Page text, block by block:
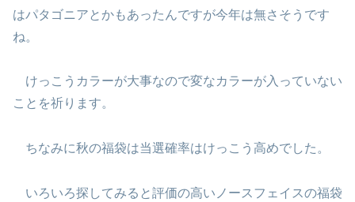
はパタゴニアとかもあったんですが今年は無さそうです
ね。
けっこうカラーが大事なので変なカラーが入っていない
ことを祈ります。
ちなみに秋の福袋は当選確率はけっこう高めでした。
いろいろ探してみると評価の高いノースフェイスの福袋